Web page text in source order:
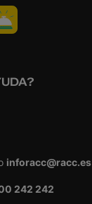
inforacc@racc.es
242 242